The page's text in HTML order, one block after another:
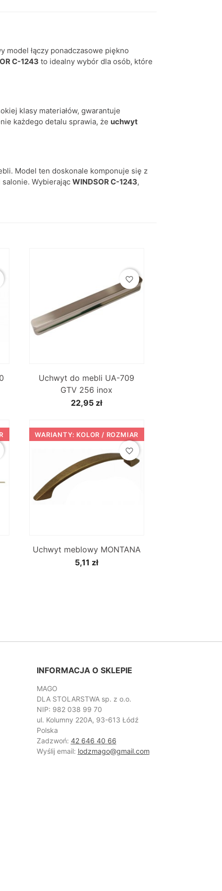
model łączy ponadczasowe piękno
C-1243 to idealny wybór dla osób, które
klasy materiałów, gwarantuje
każdego detalu sprawia, że uchwyt
Model ten doskonale komponuje się z
Wybierając WINDSOR C-1243,
Uchwyt do mebli UA-709
GTV 256 inox
22,95 zł
favorite_border
Uchwyt meblowy MONTANA
5,11 zł
WARIANTY: KOLOR / ROZMIAR
favorite_border
INFORMACJA O SKLEPIE
MAGO
DLA STOLARSTWA sp. z o.o.
NIP: 982 038 99 70
ul. Kolumny 220A, 93-613 Łódź
Polska
Zadzwoń: 42 646 40 66
Wyślij email: lodzmago@gmail.com